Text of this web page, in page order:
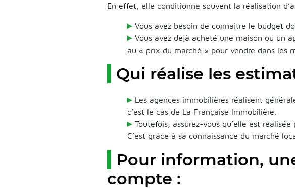
En effet, elle conditionne souvent la réalisation
Vous avez besoin de connaître le budget
Vous avez déjà acheté une maison ou un
au « prix du marché » pour vendre dans les
Qui réalise les
Les agences immobilières réalisent
c’est le cas de La Française Immobilière.
Toutefois, assurez-vous qu’elle est
C’est grâce à sa connaissance du marché
Pour information,
compte :